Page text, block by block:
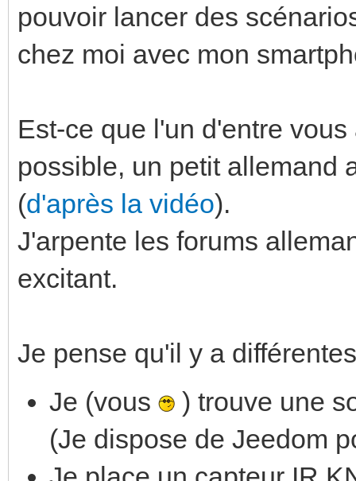
pouvoir lancer des
chez moi avec mon
Est-ce que l'un d'entre
possible, un petit allemand
(d'après la vidéo).
J'arpente les forums
excitant.
Je pense qu'il y a
Je (vous
) trouve une
(Je dispose de Jeedom